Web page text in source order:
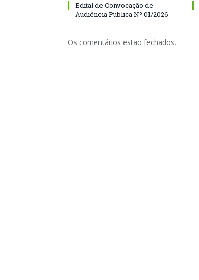
Edital de Convocação de
Audiência Pública Nº 01/2026
Os comentários estão fechados.